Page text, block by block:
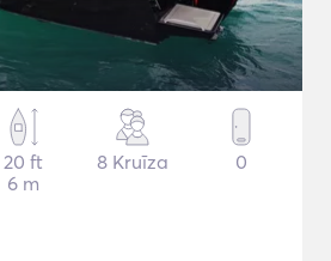
20 ft
6 m
8 Kruīza 0